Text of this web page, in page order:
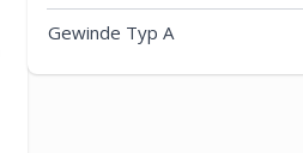
Gewinde Typ A